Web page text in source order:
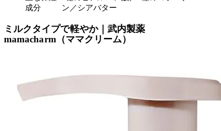
成分
ン／シアバター
ミルクタイプで軽やか｜武内製薬
mamacharm（ママクリーム）